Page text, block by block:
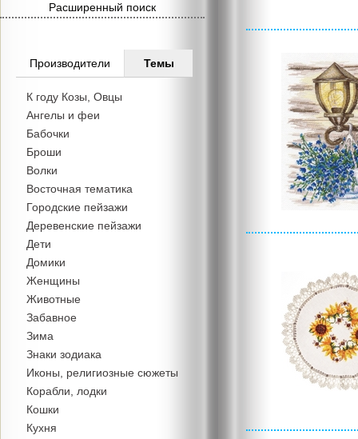
Расширенный поиск
Производители Темы
К году Козы, Овцы
Ангелы и феи
Бабочки
Броши
Волки
Восточная тематика
Городские пейзажи
Деревенские пейзажи
Дети
Домики
Женщины
Животные
Забавное
Зима
Знаки зодиака
Иконы, религиозные сюжеты
Корабли, лодки
Кошки
Кухня